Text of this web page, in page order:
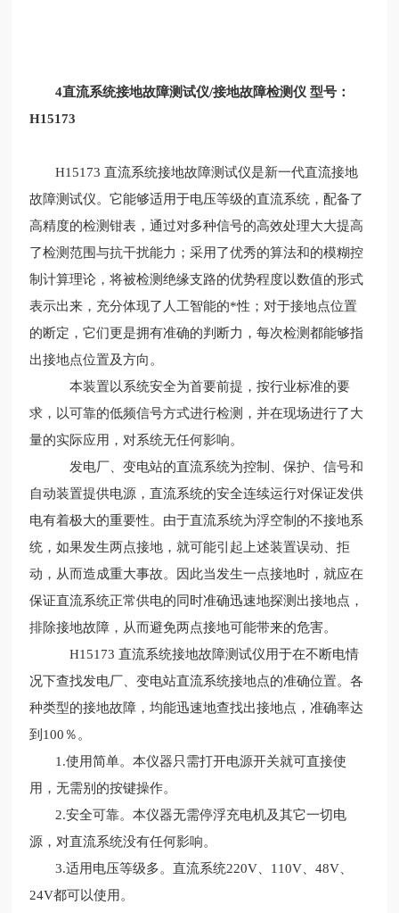
4直流系统接地故障测试仪/接地故障检测仪 型号：
H15173
H15173 直流系统接地故障测试仪是新一代直流接地
故障测试仪。它能够适用于电压等级的直流系统，配备了
高精度的检测钳表，通过对多种信号的高效处理大大提高
了检测范围与抗干扰能力；采用了优秀的算法和的模糊控
制计算理论，将被检测绝缘支路的优势程度以数值的形式
表示出来，充分体现了人工智能的*性；对于接地点位置
的断定，它们更是拥有准确的判断力，每次检测都能够指
出接地点位置及方向。
本装置以系统安全为首要前提，按行业标准的要
求，以可靠的低频信号方式进行检测，并在现场进行了大
量的实际应用，对系统无任何影响。
发电厂、变电站的直流系统为控制、保护、信号和
自动装置提供电源，直流系统的安全连续运行对保证发供
电有着极大的重要性。由于直流系统为浮空制的不接地系
统，如果发生两点接地，就可能引起上述装置误动、拒
动，从而造成重大事故。因此当发生一点接地时，就应在
保证直流系统正常供电的同时准确迅速地探测出接地点，
排除接地故障，从而避免两点接地可能带来的危害。
H15173 直流系统接地故障测试仪用于在不断电情
况下查找发电厂、变电站直流系统接地点的准确位置。各
种类型的接地故障，均能迅速地查找出接地点，准确率达
到100％。
1.使用简单。本仪器只需打开电源开关就可直接使
用，无需别的按键操作。
2.安全可靠。本仪器无需停浮充电机及其它一切电
源，对直流系统没有任何影响。
3.适用电压等级多。直流系统220V、110V、48V、
24V都可以使用。